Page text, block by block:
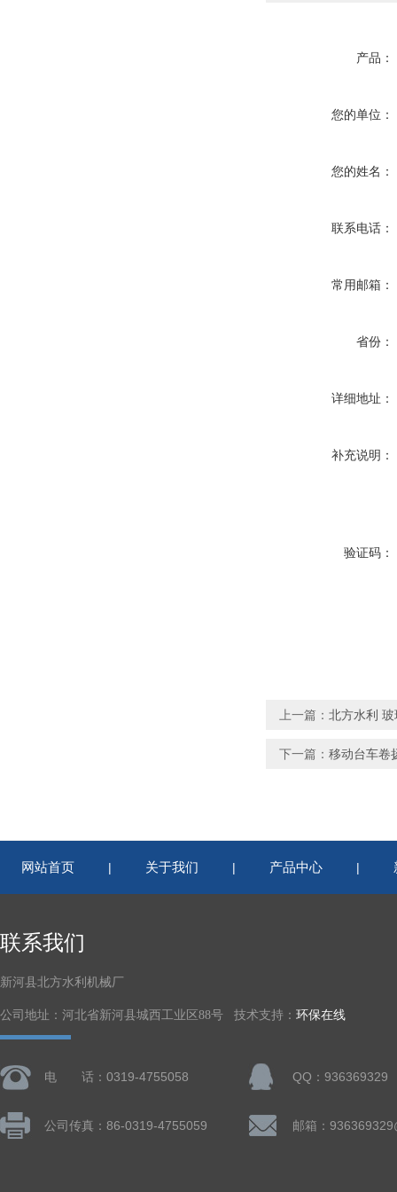
产品：
您的单位：
您的姓名：
联系电话：
常用邮箱：
省份：
详细地址：
补充说明：
验证码：
上一篇： 北方水利
下一篇： 移动台车卷
网站首页 | 关于我们 | 产品中心 |
联系我们
新河县北方水利机械厂
公司地址：河北省新河县城西工业区88号 技术支持： 环保在线
电 话：0319-4755058 QQ：936369329
公司传真：86-0319-4755059 邮箱：